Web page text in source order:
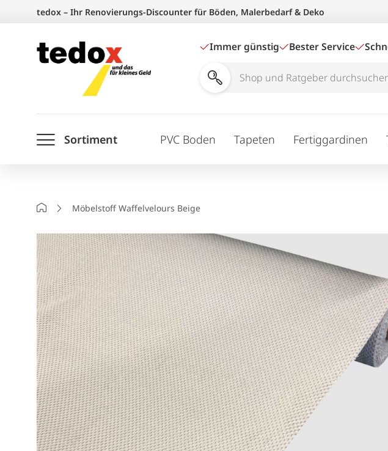
springen
tedox – Ihr Renovierungs-Discounter für Böden, Malerbedarf & Deko
Immer günstig Bester Service
Shop
durchsuchen
Sortiment PVC Boden Tapeten Fertiggardinen
StartseiteMöbelstoff Waffelvelours Beige